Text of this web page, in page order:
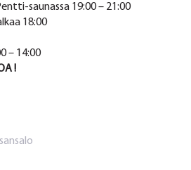
saunassa 19:00 – 21:00
18:00
– 14:00
!